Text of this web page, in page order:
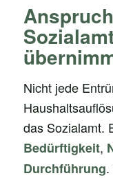
Nicht jede
das Sozialamt.
Bedürftigkeit,
Durchführung